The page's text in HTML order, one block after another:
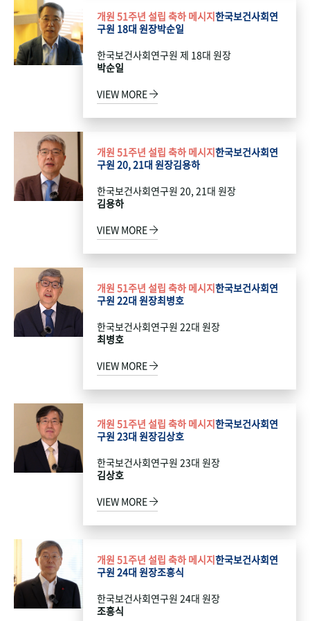
개원 51주년 설립 축하 메시지한국보건사회연
구원 18대 원장박순일
한국보건사회연구원 제 18대 원장
박순일
VIEW MORE
개원 51주년 설립 축하 메시지한국보건사회연
구원 20, 21대 원장김용하
한국보건사회연구원 20, 21대 원장
김용하
VIEW MORE
개원 51주년 설립 축하 메시지한국보건사회연
구원 22대 원장최병호
한국보건사회연구원 22대 원장
최병호
VIEW MORE
개원 51주년 설립 축하 메시지한국보건사회연
구원 23대 원장김상호
한국보건사회연구원 23대 원장
김상호
VIEW MORE
개원 51주년 설립 축하 메시지한국보건사회연
구원 24대 원장조흥식
한국보건사회연구원 24대 원장
조흥식